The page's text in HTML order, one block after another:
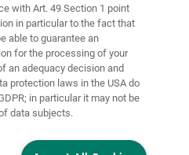
Evästeasetukset
with Art. 49 Section 1 point
in particular to the fact that
able to guarantee an
for the processing of your
an adequacy decision and
protection laws in the USA do
in particular it may not be
data subjects.